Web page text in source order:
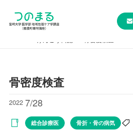
骨密度検査
2022 7/28
総合診療医 骨折・骨の病気